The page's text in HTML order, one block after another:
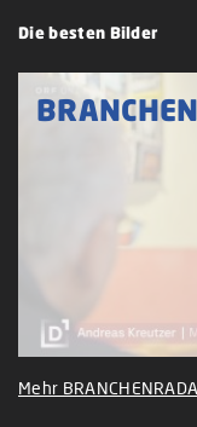
Die besten Bilder
Mehr